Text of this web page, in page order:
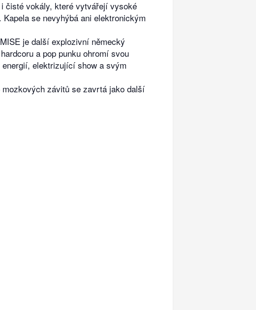
čisté vokály, které vytvářejí vysoké
se nevyhýbá ani elektronickým
je další explozivní německý
a pop punku ohromí svou
elektrizující show a svým
závitů se zavrtá jako další